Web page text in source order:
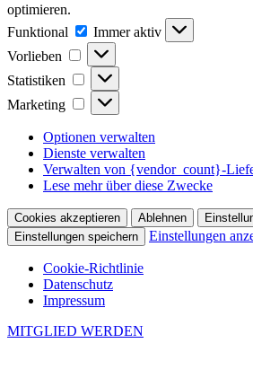
optimieren.
Funktional
Funktional
Immer aktiv
Vorlieben
Vorlieben
Statistiken Statistiken
Marketing Marketing
Optionen verwalten
Dienste verwalten
Verwalten von {vendor_count}-
Lese mehr über diese Zwecke
Cookies akzeptieren Ablehnen
Einstellungen speichern
Einstellungen
Cookie-Richtlinie
Datenschutz
Impressum
MITGLIED WERDEN